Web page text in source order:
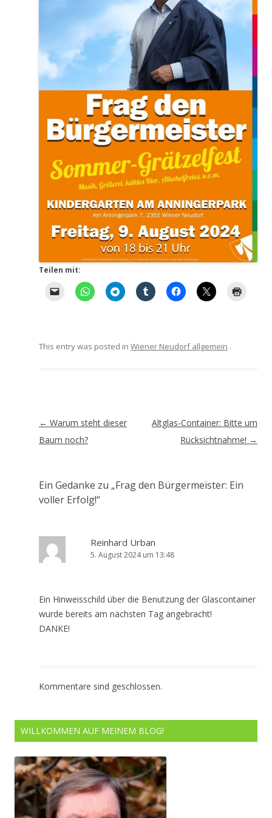
Teilen mit:
This entry was posted in Wiener Neudorf allgemein .
Artikel-
Navigation
← Warum steht dieser
Baum noch?
Altglas-Container: Bitte um
Rücksichtnahme! →
Ein Gedanke zu „Frag den Bürgermeister: Ein
voller Erfolg!“
Reinhard Urban
5. August 2024 um 13:48
Ein Hinweisschild über die Benutzung der Glascontainer
wurde bereits am nächsten Tag angebracht!
DANKE!
Kommentare sind geschlossen.
WILLKOMMEN AUF MEINEM BLOG!